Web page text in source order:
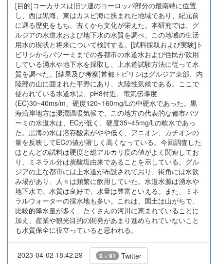
[目的]コーカサスは旧ソ連のヨーロッパ部分の最南端に位置
し、西は黒海、東はカスピ海に挟まれた地域であり、紀元前
に遡る歴史をもち、古くから文化が栄えた。本研究では、グ
ルジアの水道水および地下水の水質を調べ、この地域の生活
用水の現状と将来について検討する。[試料採取および実験]ト
ビリシからバツーミまでの各都市の水道水および住民が飲用
している湧水や地下水を採取し、上水道試験方法に従って水
質を調べた。[結果及び考察]首都トビリシはグルジア東部、内
陸部の山に囲まれた平野にあり、大陸性気候である。ここで
使われている水道水は、pH8付近、電気伝導度
(EC)30~40ms/m、硬度120~160mg/Lの中硬水であった。黒
海沿岸地方は湿潤温暖気候で、この地方の代表的な都市バツ
ーミの水道水は、ECが低く、硬度35~45mg/Lの軟水であっ
た。黒海の水は溶存酸素がやや低く、アニオン、カチオンの
量を反映してECの値が著しく高くなっている。今回調査した
ほとんどの試料は硬度と総アルカリ度の値がよく関連してお
り、ミネラル分は炭酸塩由来であることを示している。グル
ジアの主な都市には上水道が布設されており、街角には水飲
み場があり、人々は頻繁に飲用していた。水道水源は湧水や
地下水で、水質は良好で、水量は豊富といえる。また、ミネ
ラルウォーターの採水地も多い。これは、国土は山がちで、
比較的降水量が多く、たくさんの河川に恵まれていることに
加え、産業や観光目的の開発があまり進められていないこと
も水質保全に役立っていると思われる。
2023-04-02 18:42:29 9 + 91 Twitter